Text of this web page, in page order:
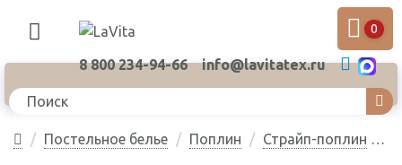
8 800 234-94-66 info@lavitatex.ru
0
Постельное белье Поплин
Страйп-поплин